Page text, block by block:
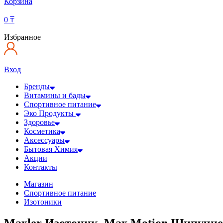
0 ₸
Избранное
Вход
Бренды
Витамины и бады
Спортивное питание
Эко Продукты
Здоровье
Косметика
Аксессуары
Бытовая Химия
Акции
Контакты
Магазин
Спортивное питание
Изотоники